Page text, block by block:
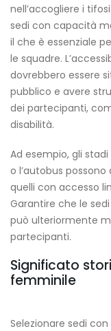
nell’accogliere i
sedi con capacità
il che è essenziale
le squadre.
dovrebbero essere
pubblico e avere
dei partecipanti,
disabilità.
Ad esempio, gli
o l’autobus
quelli con accesso
Garantire che le
può ulteriormente
partecipanti.
Significato
femminile
Selezionare sedi